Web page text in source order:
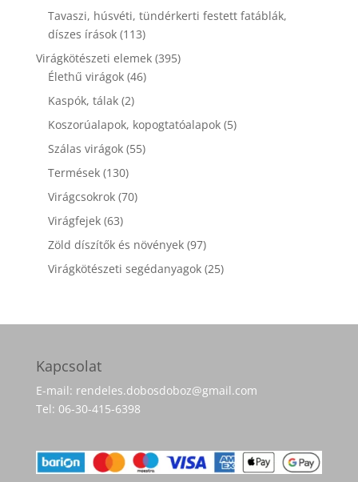
termék
Tavaszi, húsvéti, tündérkerti festett fatáblák,
díszes írások 113113
termék
Virágkötészeti elemek 395395
Élethű virágok 4646
Kaspók, tálak 22
termék
Koszorúalapok, kopogtatóalapok 55
Szálas virágok 5555
Termések 130130
termék
Virágcsokrok 7070
Virágfejek 6363
termék
Zöld díszítők és növények 9797
termék
Virágkötészeti segédanyagok 2525
Kapcsolat
E-mail: rendeles.dobosdoboz@gmail.com
Tel: 06-30-415-6398